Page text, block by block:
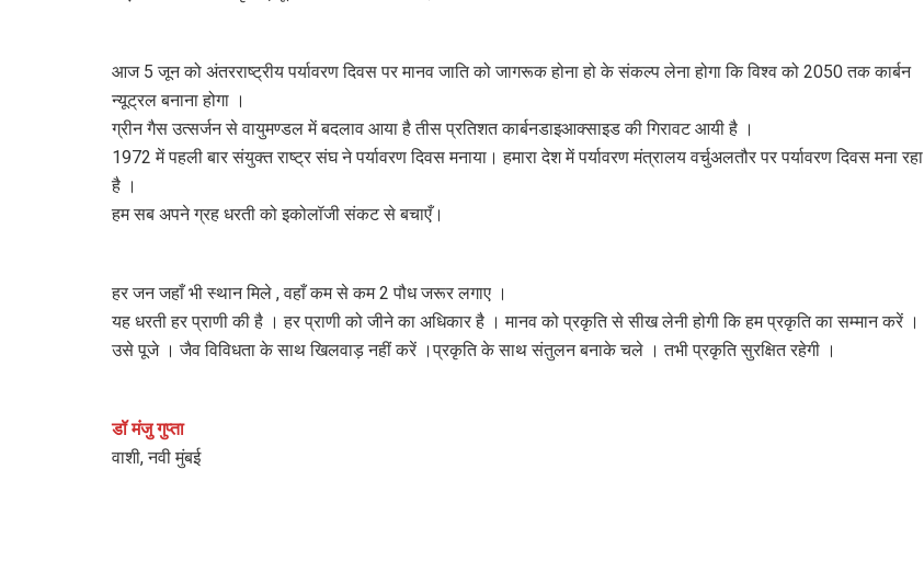
आज 5 जून को अंतरराष्ट्रीय पर्यावरण दिवस पर मानव जाति को जागरूक होना हो के संकल्प लेना होगा कि विश्व को 2050 तक कार्बन
न्यूट्रल बनाना होगा ।
ग्रीन गैस उत्सर्जन से वायुमण्डल में बदलाव आया है तीस प्रतिशत कार्बनडाइआक्साइड की गिरावट आयी है ।
1972 में पहली बार संयुक्त राष्ट्र संघ ने पर्यावरण दिवस मनाया। हमारा देश में पर्यावरण मंत्रालय वर्चुअलतौर पर पर्यावरण दिवस मना रहा
है ।
हम सब अपने ग्रह धरती को इकोलॉजी संकट से बचाएँ।
हर जन जहाँ भी स्थान मिले , वहाँ कम से कम 2 पौध जरूर लगाए ।
यह धरती हर प्राणी की है । हर प्राणी को जीने का अधिकार है । मानव को प्रकृति से सीख लेनी होगी कि हम प्रकृति का सम्मान करें ।
उसे पूजे । जैव विविधता के साथ खिलवाड़ नहीं करें ।प्रकृति के साथ संतुलन बनाके चले । तभी प्रकृति सुरक्षित रहेगी ।
डॉ मंजु गुप्ता
वाशी, नवी मुंबई